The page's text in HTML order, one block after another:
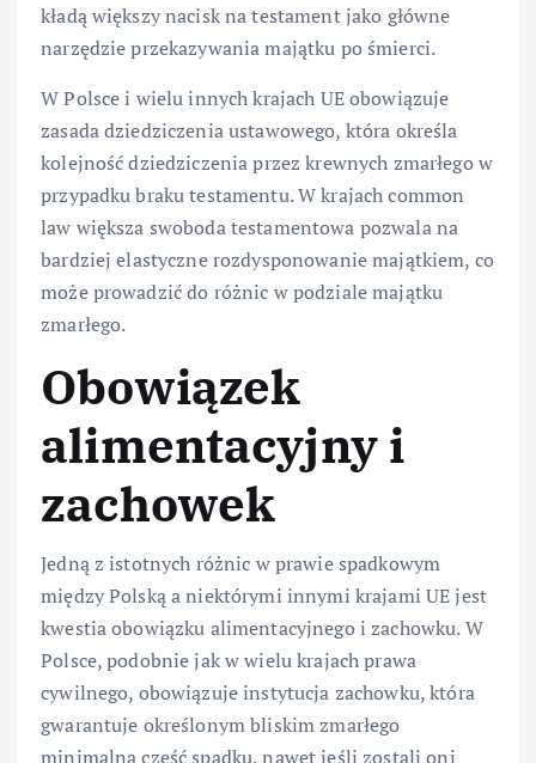
kładą większy nacisk na testament jako główne
narzędzie przekazywania majątku po śmierci.
W Polsce i wielu innych krajach UE obowiązuje
zasada dziedziczenia ustawowego, która określa
kolejność dziedziczenia przez krewnych zmarłego w
przypadku braku testamentu. W krajach common
law większa swoboda testamentowa pozwala na
bardziej elastyczne rozdysponowanie majątkiem, co
może prowadzić do różnic w podziale majątku
zmarłego.
Obowiązek
alimentacyjny i
zachowek
Jedną z istotnych różnic w prawie spadkowym
między Polską a niektórymi innymi krajami UE jest
kwestia obowiązku alimentacyjnego i zachowku. W
Polsce, podobnie jak w wielu krajach prawa
cywilnego, obowiązuje instytucja zachowku, która
gwarantuje określonym bliskim zmarłego
minimalną część spadku, nawet jeśli zostali oni